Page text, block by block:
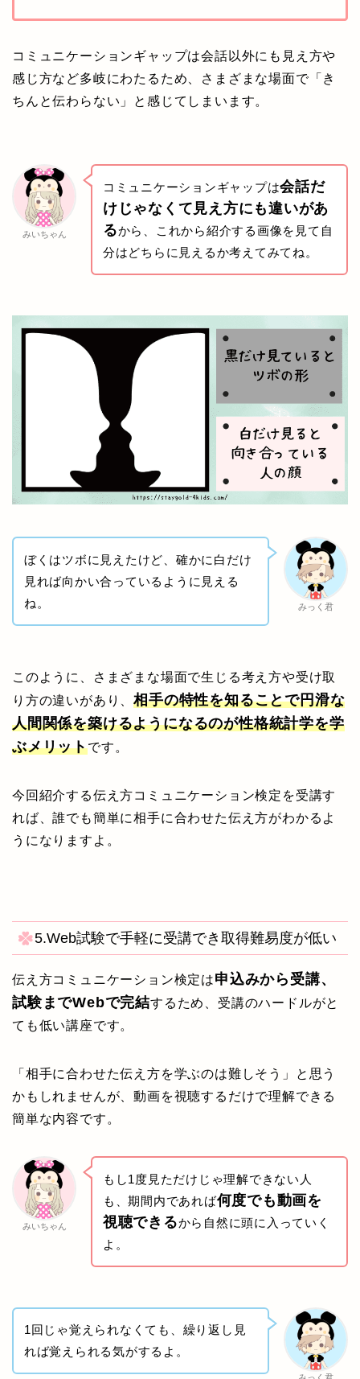
コミュニケーションギャップは会話以外にも見え方や
感じ方など多岐にわたるため、さまざまな場面で「き
ちんと伝わらない」と感じてしまいます。
みいちゃん
コミュニケーションギャップは会話だ
けじゃなくて見え方にも違いがあ
るから、これから紹介する画像を見て自
分はどちらに見えるか考えてみてね。
みっく君
ぼくはツボに見えたけど、確かに白だけ
見れば向かい合っているように見える
ね。
このように、さまざまな場面で生じる考え方や受け取
り方の違いがあり、相手の特性を知ることで円滑な
人間関係を築けるようになるのが性格統計学を学
ぶメリットです。
今回紹介する伝え方コミュニケーション検定を受講す
れば、誰でも簡単に相手に合わせた伝え方がわかるよ
うになりますよ。
5.Web試験で手軽に受講でき取得難易度が低い
伝え方コミュニケーション検定は申込みから受講、
試験までWebで完結するため、受講のハードルがと
ても低い講座です。
「相手に合わせた伝え方を学ぶのは難しそう」と思う
かもしれませんが、動画を視聴するだけで理解できる
簡単な内容です。
みいちゃん
もし1度見ただけじゃ理解できない人
も、期間内であれば何度でも動画を
視聴できるから自然に頭に入っていく
よ。
みっく君
1回じゃ覚えられなくても、繰り返し見
れば覚えられる気がするよ。